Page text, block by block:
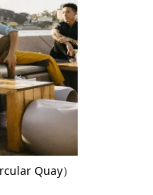
Quay）